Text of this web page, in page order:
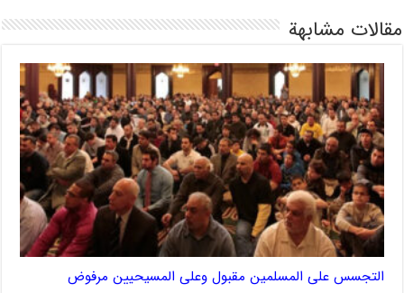
مقالات مشابهة
التجسس على المسلمين مقبول وعلى المسيحيين مرفوض